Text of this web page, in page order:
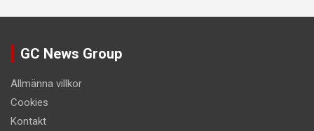
GC News Group
Allmänna villkor
Cookies
Kontakt